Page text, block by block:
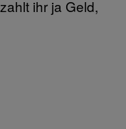
ihr ja Geld,